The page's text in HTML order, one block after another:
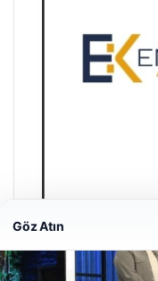
Enes Kaplan
Nisan 28, 2026
Göz Atın